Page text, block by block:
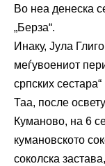
Во неа денеска
„Берза“.
Инаку, Јула
меѓувоениот
српских
Таа, после
Куманово, на 6
кумановското
соколска